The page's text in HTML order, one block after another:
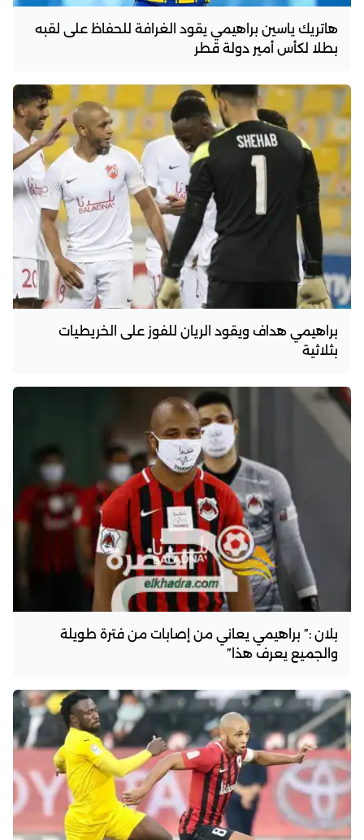
هاتريك ياسين براهيمي يقود الغرافة للحفاظ على لقبه
بطلا لكأس أمير دولة قطر
براهيمي هداف ويقود الريان للفوز على الخريطيات
بثلاثية
بلان :” براهيمي يعاني من إصابات من فترة طويلة
والجميع يعرف هذا”